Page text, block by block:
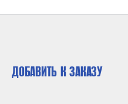
ДОБАВИТЬ К ЗАКАЗУ